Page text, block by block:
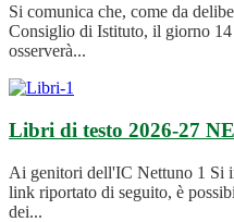
Si comunica che, come da
Consiglio di Istituto, il giorno 14
osserverà...
Libri di testo 2026-27
Ai genitori dell'IC Nettuno 1 Si
link riportato di seguito, è
dei...